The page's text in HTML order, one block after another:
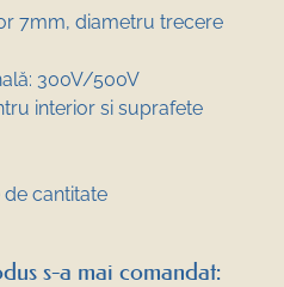
7mm, diametru trecere
300V/500V
interior si suprafete
cantitate
s-a mai comandat: